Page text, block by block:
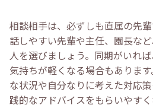
相談相手は、必ずしも直属の先輩
話しやすい先輩や主任、園長など
人を選びましょう。同期がいれば
気持ちが軽くなる場合もあります
な状況や自分なりに考えた対応策
践的なアドバイスをもらいやすく